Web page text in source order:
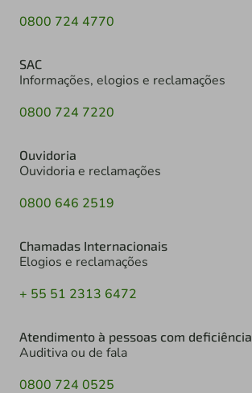
0800 724 4770
SAC
Informações, elogios e reclamações
0800 724 7220
Ouvidoria
Ouvidoria e reclamações
0800 646 2519
Chamadas Internacionais
Elogios e reclamações
+ 55 51 2313 6472
Atendimento à pessoas com deficiência
Auditiva ou de fala
0800 724 0525